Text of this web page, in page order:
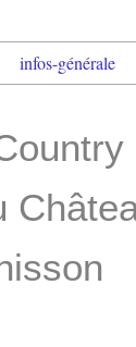
infos-générale